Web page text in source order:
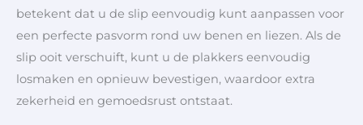
betekent dat u de slip eenvoudig kunt aanpassen voor
een perfecte pasvorm rond uw benen en liezen. Als de
slip ooit verschuift, kunt u de plakkers eenvoudig
losmaken en opnieuw bevestigen, waardoor extra
zekerheid en gemoedsrust ontstaat.